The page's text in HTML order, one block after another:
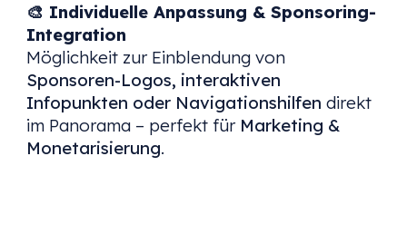
🎨 Individuelle Anpassung & Sponsoring-
Integration
Möglichkeit zur Einblendung von
Sponsoren-Logos, interaktiven
Infopunkten oder Navigationshilfen direkt
im Panorama – perfekt für Marketing &
Monetarisierung.